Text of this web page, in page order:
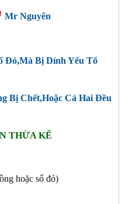
Mr Nguyên
Đỏ,Mà Bị Dính Yếu Tố
Bị Chết,Hoặc Cả Hai Đều
THỪA KẾ
hoặc sổ đỏ)